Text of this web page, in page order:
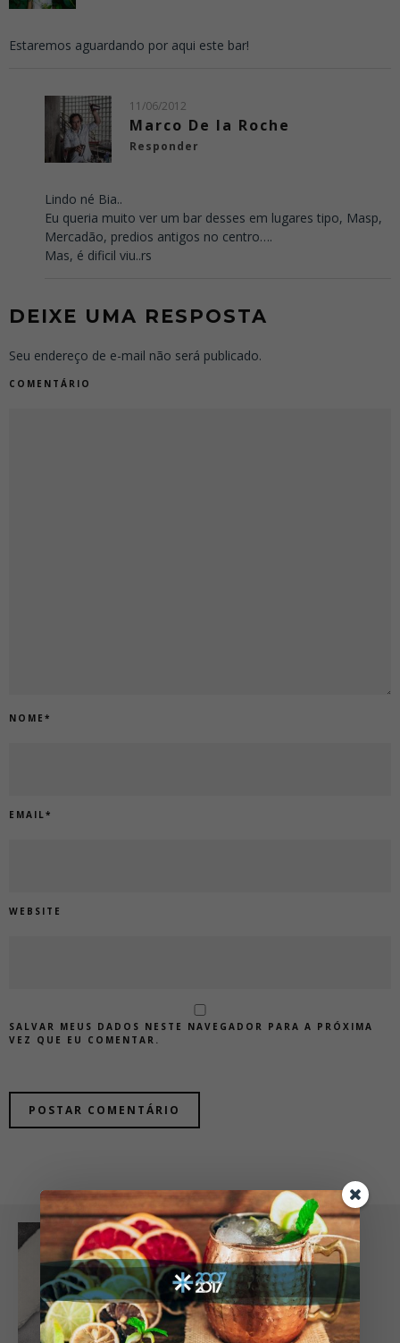
Estaremos aguardando por aqui este bar!
11/06/2012
Marco De la Roche
Responder
Lindo né Bia..
Eu queria muito ver um bar desses em lugares tipo, Masp,
Mercadão, predios antigos no centro….
Mas, é dificil viu..rs
DEIXE UMA RESPOSTA
Seu endereço de e-mail não será publicado.
COMENTÁRIO
NOME *
EMAIL *
WEBSITE
SALVAR MEUS DADOS NESTE NAVEGADOR PARA A PRÓXIMA
VEZ QUE EU COMENTAR.